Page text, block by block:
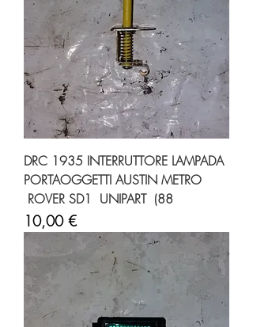
DRC 1935 INTERRUTTORE LAMPADA
PORTAOGGETTI AUSTIN METRO
ROVER SD1 UNIPART (88
Prezzo
10,00 €